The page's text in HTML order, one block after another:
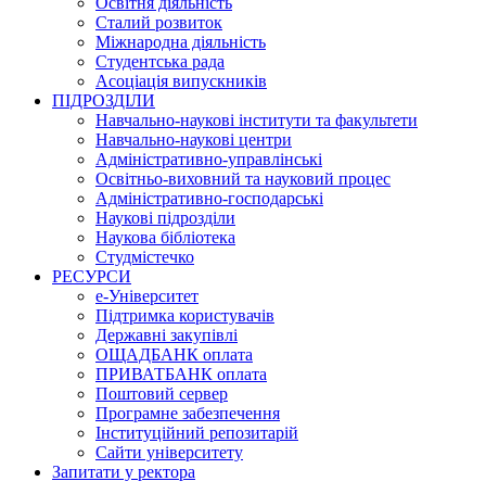
Сталий розвиток
Міжнародна діяльність
Студентська рада
Асоціація випускників
ПІДРОЗДІЛИ
Навчально-наукові інститути та факультети
Навчально-наукові центри
Адміністративно-управлінські
Освітньо-виховний та науковий процес
Адміністративно-господарські
Наукові підрозділи
Наукова бібліотека
Студмістечко
РЕСУРСИ
е-Університет
Підтримка користувачів
Державні закупівлі
ОЩАДБАНК оплата
ПРИВАТБАНК оплата
Поштовий сервер
Програмне забезпечення
Інституційний репозитарій
Сайти університету
Запитати у ректора